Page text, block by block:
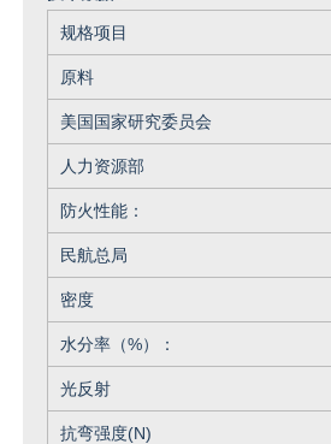
规格项目
原料
美国国家研究委员会
人力资源部
防火性能：
民航总局
密度
水分率（%）：
光反射
抗弯强度(N)